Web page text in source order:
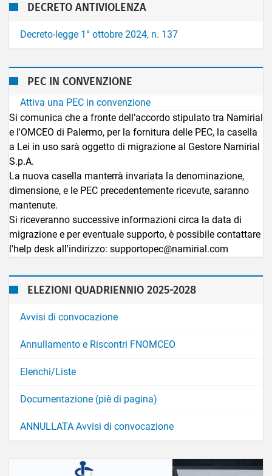
DECRETO ANTIVIOLENZA
Decreto-legge 1° ottobre 2024, n. 137
PEC IN CONVENZIONE
Attiva una PEC in convenzione
Si comunica che a fronte dell’accordo stipulato tra Namirial
e l'OMCEO di Palermo, per la fornitura delle PEC, la casella
a Lei in uso sarà oggetto di migrazione al Gestore Namirial
S.p.A.
La nuova casella manterrà invariata la denominazione,
dimensione, e le PEC precedentemente ricevute, saranno
mantenute.
Si riceveranno successive informazioni circa la data di
migrazione e per eventuale supporto, è possibile contattare
l'help desk all'indirizzo: supportopec@namirial.com
ELEZIONI QUADRIENNIO 2025-2028
Avvisi di convocazione
Annullamento e Riscontri FNOMCEO
Elenchi/Liste
Documentazione (piè di pagina)
ANNULLATA Avvisi di convocazione